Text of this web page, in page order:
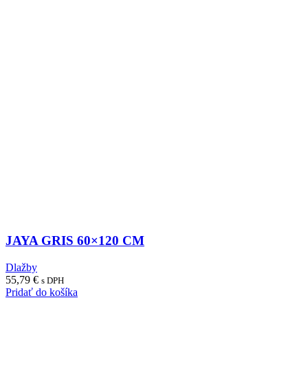
JAYA GRIS 60×120 CM
Dlažby
55,79 € s DPH
Pridať do košíka